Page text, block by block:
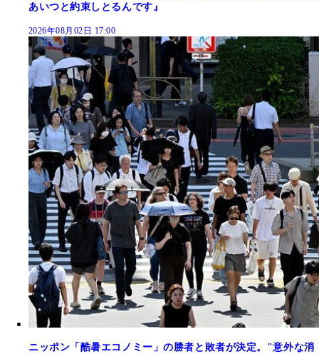
あいつと約束しとるんです』
2026年08月02日 17:00
ニッポン「酷暑エコノミー」の勝者と敗者が決定。"意外な消